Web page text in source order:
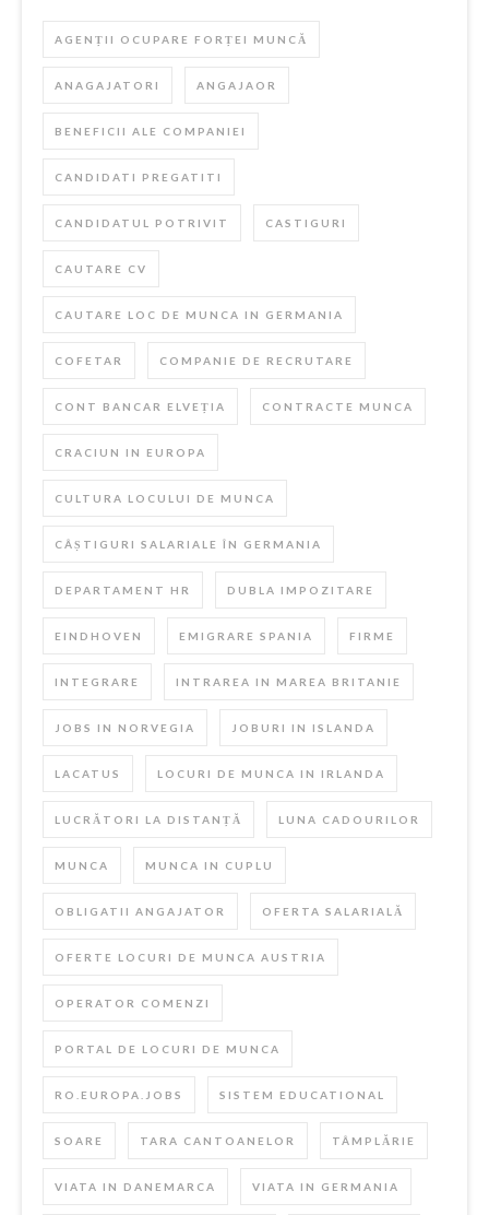
AGENȚII OCUPARE FORȚEI MUNCĂ
ANAGAJATORI ANGAJAOR
BENEFICII ALE COMPANIEI
CANDIDATI PREGATITI
CANDIDATUL POTRIVIT CASTIGURI
CAUTARE CV
CAUTARE LOC DE MUNCA IN GERMANIA
COFETAR COMPANIE DE RECRUTARE
CONT BANCAR ELVEȚIA CONTRACTE MUNCA
CRACIUN IN EUROPA
CULTURA LOCULUI DE MUNCA
CÂȘTIGURI SALARIALE ÎN GERMANIA
DEPARTAMENT HR DUBLA IMPOZITARE
EINDHOVEN EMIGRARE SPANIA FIRME
INTEGRARE INTRAREA IN MAREA BRITANIE
JOBS IN NORVEGIA JOBURI IN ISLANDA
LACATUS LOCURI DE MUNCA IN IRLANDA
LUCRĂTORI LA DISTANȚĂ LUNA CADOURILOR
MUNCA MUNCA IN CUPLU
OBLIGATII ANGAJATOR OFERTA SALARIALĂ
OFERTE LOCURI DE MUNCA AUSTRIA
OPERATOR COMENZI
PORTAL DE LOCURI DE MUNCA
RO.EUROPA.JOBS SISTEM EDUCATIONAL
SOARE TARA CANTOANELOR TÂMPLĂRIE
VIATA IN DANEMARCA VIATA IN GERMANIA